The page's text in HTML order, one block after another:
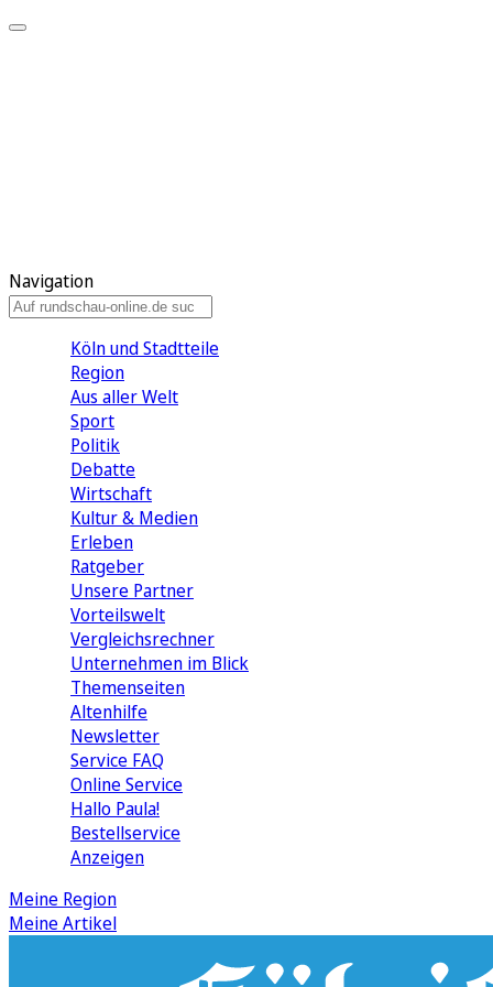
Navigation
Köln und Stadtteile
Region
Aus aller Welt
Sport
Politik
Debatte
Wirtschaft
Kultur & Medien
Erleben
Ratgeber
Unsere Partner
Vorteilswelt
Vergleichsrechner
Unternehmen im Blick
Themenseiten
Altenhilfe
Newsletter
Service FAQ
Online Service
Hallo Paula!
Bestellservice
Anzeigen
Meine Region
Meine Artikel